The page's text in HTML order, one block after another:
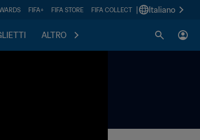
FIFA+ FIFA STORE FIFA COLLECT Italiano
ALTRO